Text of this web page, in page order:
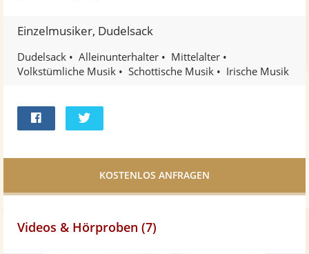
Einzelmusiker, Dudelsack
Dudelsack Alleinunterhalter
Mittelalter
Volkstümliche Musik
Schottische Musik Irische Musik
Facebook
Videos & Hörproben (7)